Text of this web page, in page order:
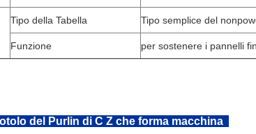
Tipo della Tabella Tipo semplice del
Funzione per sostenere i pannelli
del Purlin di C Z che forma macchina